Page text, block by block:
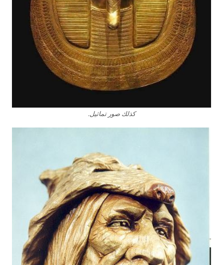
كذلك صور تماثيل.